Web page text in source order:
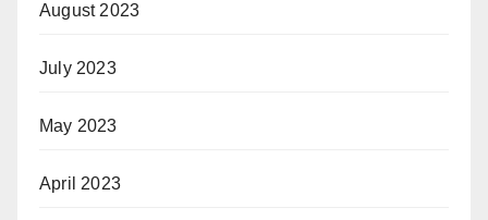
August 2023
July 2023
May 2023
April 2023